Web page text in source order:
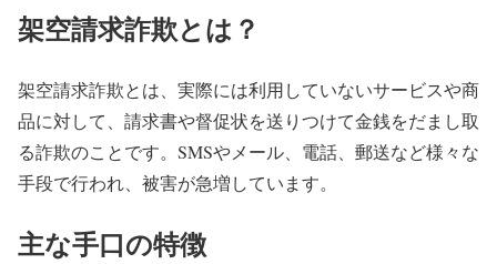
架空請求詐欺とは？
架空請求詐欺とは、実際には利用していないサービスや商
品に対して、請求書や督促状を送りつけて金銭をだまし取
る詐欺のことです。SMSやメール、電話、郵送など様々な
手段で行われ、被害が急増しています。
主な手口の特徴